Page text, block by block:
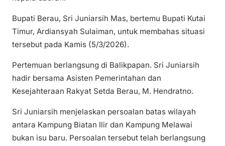
Bupati Berau, Sri Juniarsih Mas, bertemu Bupati Kutai
Timur, Ardiansyah Sulaiman, untuk membahas situasi
tersebut pada Kamis (5/3/2026).
Pertemuan berlangsung di Balikpapan. Sri Juniarsih
hadir bersama Asisten Pemerintahan dan
Kesejahteraan Rakyat Setda Berau, M. Hendratno.
Sri Juniarsih menjelaskan persoalan batas wilayah
antara Kampung Biatan Ilir dan Kampung Melawai
bukan isu baru. Persoalan tersebut telah berlangsung